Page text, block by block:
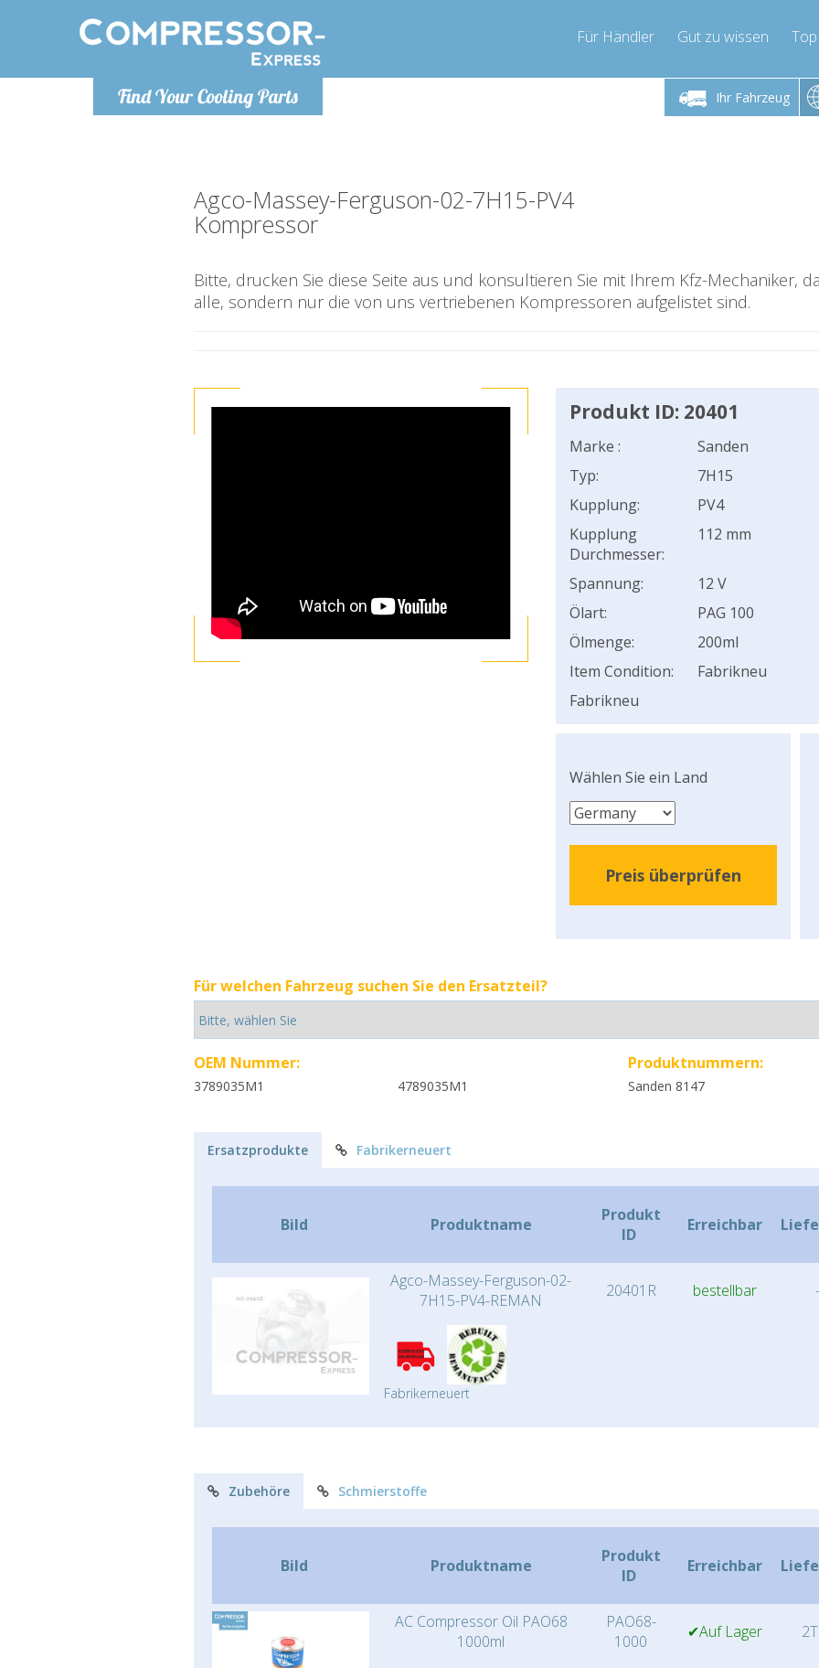
Find Your Cooling Parts
Für Händler Gut zu wissen
Ihr Fahrzeug
Montag bis Freitag 9-17 Uhr Montag bis Freitag 9-17 Uhr
info@compressor-express.de
Montag bis
Agco-Massey-Ferguson-02-7H15-PV4
Kompressor
Bitte, drucken Sie diese Seite aus und konsultieren Sie mit Ihrem Kfz-Mechaniker,
alle, sondern nur die von uns vertriebenen Kompressoren aufgelistet sind.
Produkt ID: 20401
Marke :
Sanden
Typ:
7H15
Kupplung:
PV4
Kupplung
Durchmesser:
112 mm
Spannung:
12 V
Ölart:
PAG 100
Ölmenge:
200ml
Item Condition:
Fabrikneu
Fabrikneu
Wählen Sie ein Land
Preis überprüfen
Für welchen Fahrzeug suchen Sie den Ersatzteil?
OEM Nummer:
3789035M1 4789035M1
Produktnummern:
Sanden 8147
Ersatzprodukte Fabrikerneuert
Bild Produktname
Produkt
ID
Erreichbar
Agco-Massey-Ferguson-02-
7H15-PV4-REMAN
20401R bestellbar -
Fabrikerneuert
Zubehöre Schmierstoffe
Bild Produktname
Produkt
ID
Erreichbar
AC Compressor Oil PAO68
1000ml
PAO68-
1000
✔Auf Lager